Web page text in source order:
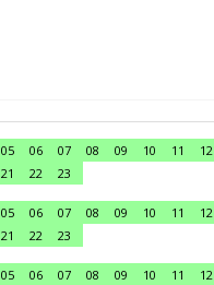
05 06 07 08 09 10 11 12
21 22
23
05 06 07 08 09 10 11 12
21 22
23
05 06 07 08 09 10 11 12